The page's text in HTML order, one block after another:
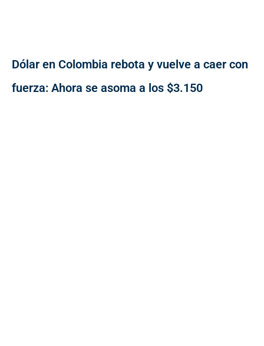
Dólar en Colombia rebota y vuelve a caer con
fuerza: Ahora se asoma a los $3.150